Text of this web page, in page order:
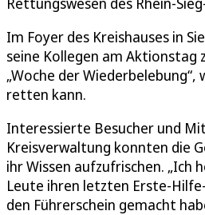
Im Foyer des Kreishauses in
seine Kollegen am Aktionstag
„Woche der Wiederbelebung“,
retten kann.
Interessierte Besucher und
Kreisverwaltung konnten die
ihr Wissen aufzufrischen. „Ich
Leute ihren letzten Erste-
den Führerschein gemacht